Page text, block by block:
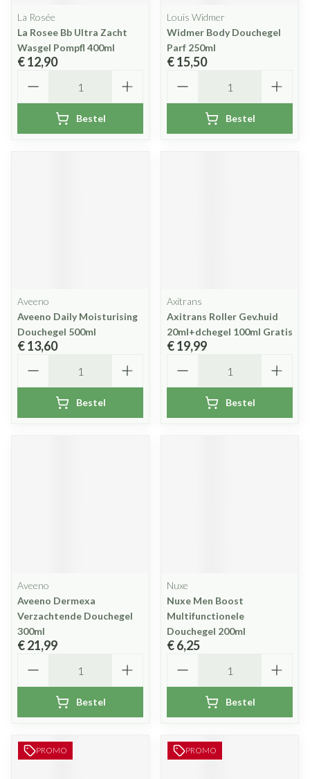
La Rosée
La Rosee Bb Ultra Zacht
Wasgel Pompfl 400ml
€ 12,90
Bestel
Louis Widmer
Widmer Body Douchegel
Parf 250ml
€ 15,50
Bestel
Aveeno
Aveeno Daily Moisturising
Douchegel 500ml
€ 13,60
Bestel
Axitrans
Axitrans Roller Gev.huid
20ml+dchegel 100ml Gratis
€ 19,99
Bestel
Aveeno
Aveeno Dermexa
Verzachtende Douchegel
300ml
€ 21,99
Bestel
Nuxe
Nuxe Men Boost
Multifunctionele
Douchegel 200ml
€ 6,25
Bestel
PROMO PROMO